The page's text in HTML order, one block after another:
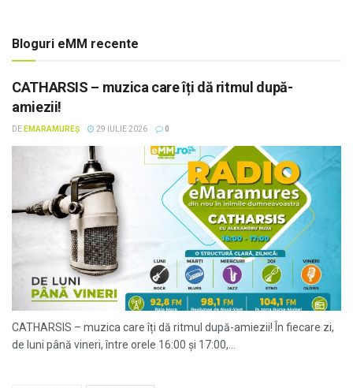
Bloguri eMM recente
CATHARSIS – muzica care îți dă ritmul după-
amiezii!
DE EMARAMUREȘ 29 IULIE 2026 0
CATHARSIS – muzica care îți dă ritmul după-amiezii! În fiecare zi,
de luni până vineri, între orele 16:00 și 17:00,...